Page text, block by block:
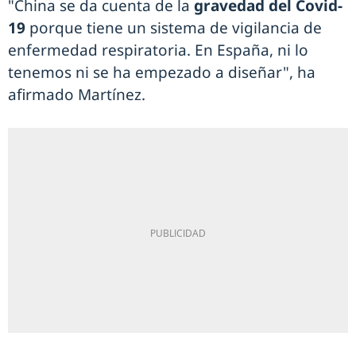
"China se da cuenta de la gravedad del Covid-
19 porque tiene un sistema de vigilancia de
enfermedad respiratoria. En España, ni lo
tenemos ni se ha empezado a diseñar", ha
afirmado Martínez.